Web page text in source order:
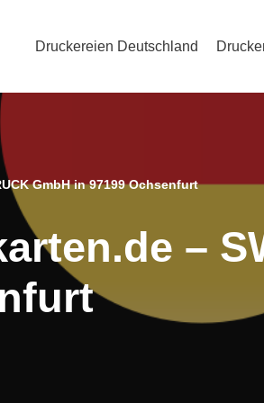
Druckereien Deutschland
GmbH in 97199 Ochsenfurt
–